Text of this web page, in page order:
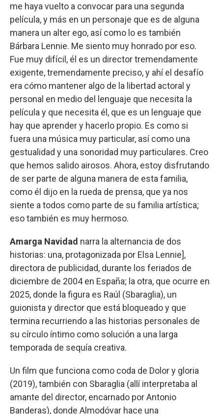
me haya vuelto a convocar para una segunda
película, y más en un personaje que es de alguna
manera un alter ego, así como lo es también
Bárbara Lennie. Me siento muy honrado por eso.
Fue muy difícil, él es un director tremendamente
exigente, tremendamente preciso, y ahí el desafío
era cómo mantener algo de la libertad actoral y
personal en medio del lenguaje que necesita la
película y que necesita él, que es un lenguaje que
hay que aprender y hacerlo propio. Es como si
fuera una música muy particular, así como una
gestualidad y una sonoridad muy particulares. Creo
que hemos salido airosos. Ahora, estoy disfrutando
de ser parte de alguna manera de esta familia,
como él dijo en la rueda de prensa, que ya nos
siente a todos como parte de su familia artística;
eso también es muy hermoso.
Amarga Navidad narra la alternancia de dos
historias: una, protagonizada por Elsa Lennie],
directora de publicidad, durante los feriados de
diciembre de 2004 en España; la otra, que ocurre en
2025, donde la figura es Raúl (Sbaraglia), un
guionista y director que está bloqueado y que
termina recurriendo a las historias personales de
su círculo íntimo como solución a una larga
temporada de sequía creativa.
Un film que funciona como coda de Dolor y gloria
(2019), también con Sbaraglia (allí interpretaba al
amante del director, encarnado por Antonio
Banderas), donde Almodóvar hace una